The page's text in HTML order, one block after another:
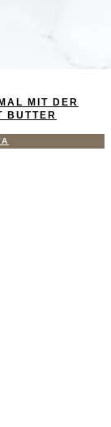
MIT DER G